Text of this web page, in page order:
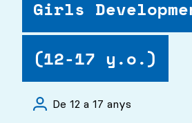
Girls
(12-17 y.o.)
De 12 a 17 anys